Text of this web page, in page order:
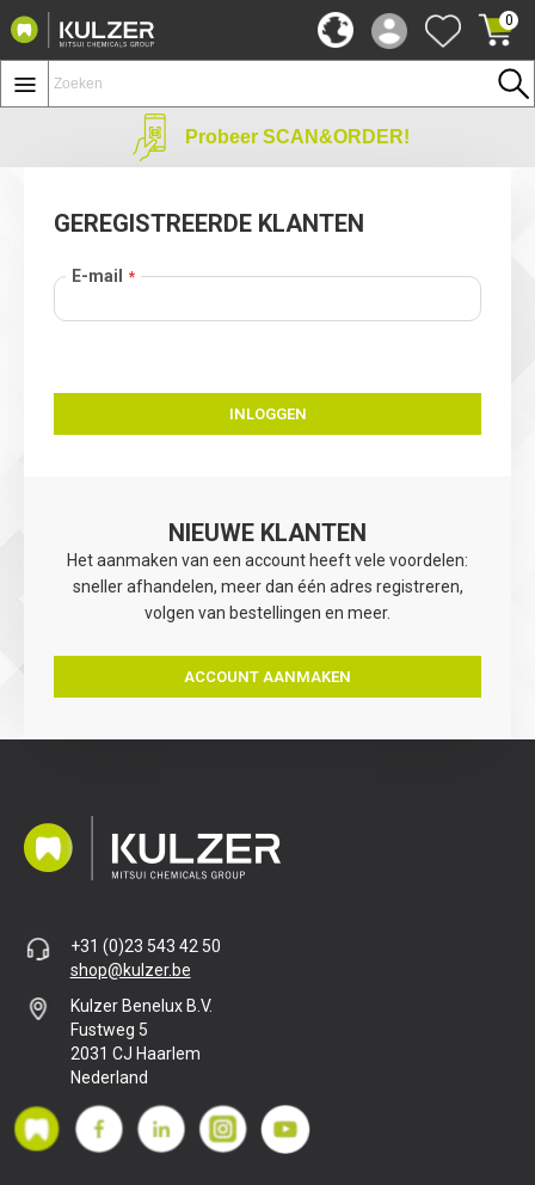
0
Probeer SCAN&ORDER!
GEREGISTREERDE KLANTEN
E-mail
INLOGGEN
NIEUWE KLANTEN
Het aanmaken van een account heeft vele voordelen:
sneller afhandelen, meer dan één adres registreren,
volgen van bestellingen en meer.
ACCOUNT AANMAKEN
+31 (0)23 543 42 50
shop@kulzer.be
Kulzer Benelux B.V.
Fustweg 5
2031 CJ Haarlem
Nederland